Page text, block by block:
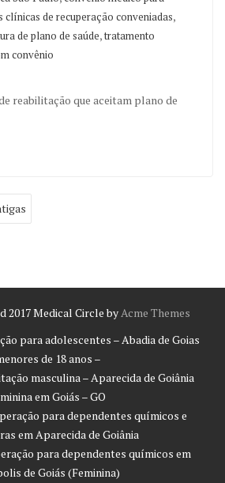
clínicas de recuperação conveniadas,
de plano de saúde,tratamento
convênio
reabilitação que aceitam plano de
2017Medical Circle byAcme Themes
para adolescentes – Abadia de Goias
de 18 anos –
masculina – Aparecida de Goiânia
em Goiás – GO
para dependentes químicos e
em Aparecida de Goiânia
para dependentes químicos em
de Goiás (Feminina)